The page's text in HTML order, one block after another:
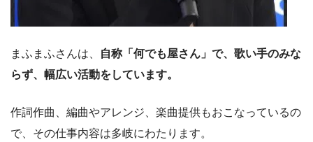
まふまふさんは、
自称「何でも屋さん」で、歌い手のみな
らず、幅広い活動をしています。
作詞作曲、編曲やアレンジ、楽曲提供もおこなっているの
で、その仕事内容は多岐にわたります。